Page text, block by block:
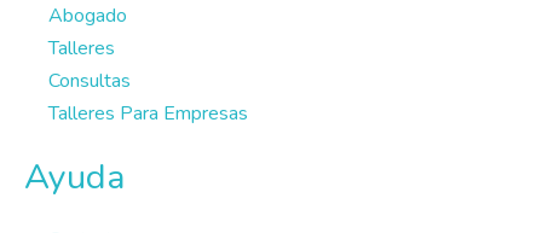
Abogado
Talleres
Consultas
Talleres Para Empresas
Ayuda